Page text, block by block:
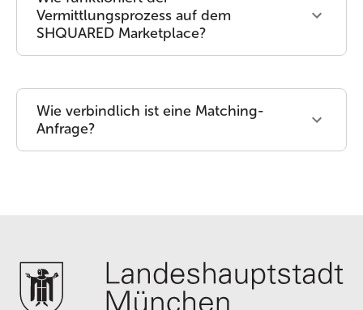
Vermittlungsprozess auf dem
SHQUARED Marketplace?
Wie verbindlich ist eine Matching-
Anfrage?